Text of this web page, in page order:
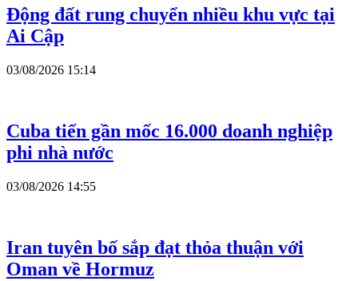
Động đất rung chuyển nhiều khu vực tại
Ai Cập
03/08/2026 15:14
Cuba tiến gần mốc 16.000 doanh nghiệp
phi nhà nước
03/08/2026 14:55
Iran tuyên bố sắp đạt thỏa thuận với
Oman về Hormuz